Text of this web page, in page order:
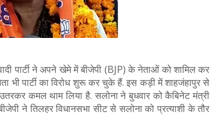
पार्टी ने अपने खेमे में बीजेपी (BJP) के नेताओं को शामिल कर
भी पार्टी का विरोध शुरू कर चुके हैं. इस कड़ी में शाहजंहापुर से
कमल थाम लिया है. सलोना ने बुधवार को कैबिनेट मंत्री
ने तिलहर विधानसभा सीट से सलोना को प्रत्याशी के तौर